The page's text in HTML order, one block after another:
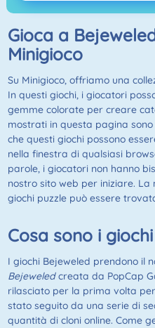
Gioca a
Minigioco
Su Minigioco, offriamo una
In questi giochi, i giocatori
gemme colorate per creare
mostrati in questa pagina
che questi giochi possono
nella finestra di qualsiasi
parole, i giocatori non hanno
nostro sito web per iniziare.
giochi puzzle può essere
Cosa sono i
I giochi Bejeweled prendono il
Bejeweledcreata da PopCap
rilasciato per la prima volta
stato seguito da una serie di
quantità di cloni online. Come